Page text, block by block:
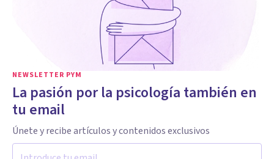
NEWSLETTER PYM
La pasión por la psicología también en
tu email
Únete y recibe artículos y contenidos exclusivos